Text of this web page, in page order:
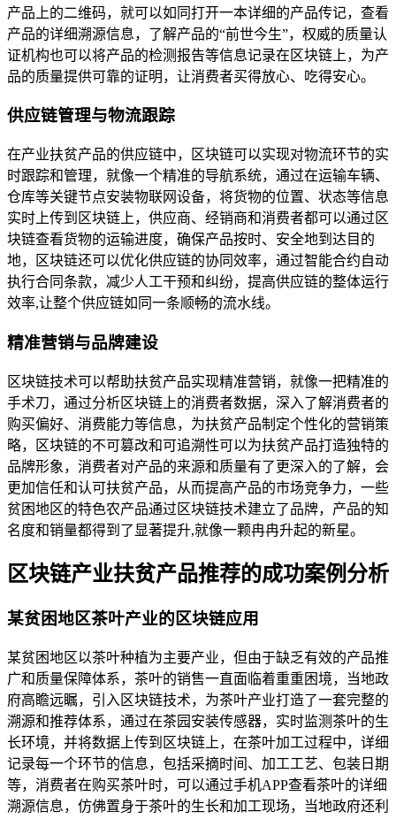
产品上的二维码，就可以如同打开一本详细的产品传记，查看
产品的详细溯源信息，了解产品的“前世今生”，权威的质量认
证机构也可以将产品的检测报告等信息记录在区块链上，为产
品的质量提供可靠的证明，让消费者买得放心、吃得安心。
供应链管理与物流跟踪
在产业扶贫产品的供应链中，区块链可以实现对物流环节的实
时跟踪和管理，就像一个精准的导航系统，通过在运输车辆、
仓库等关键节点安装物联网设备，将货物的位置、状态等信息
实时上传到区块链上，供应商、经销商和消费者都可以通过区
块链查看货物的运输进度，确保产品按时、安全地到达目的
地，区块链还可以优化供应链的协同效率，通过智能合约自动
执行合同条款，减少人工干预和纠纷，提高供应链的整体运行
效率,让整个供应链如同一条顺畅的流水线。
精准营销与品牌建设
区块链技术可以帮助扶贫产品实现精准营销，就像一把精准的
手术刀，通过分析区块链上的消费者数据，深入了解消费者的
购买偏好、消费能力等信息，为扶贫产品制定个性化的营销策
略，区块链的不可篡改和可追溯性可以为扶贫产品打造独特的
品牌形象，消费者对产品的来源和质量有了更深入的了解，会
更加信任和认可扶贫产品，从而提高产品的市场竞争力，一些
贫困地区的特色农产品通过区块链技术建立了品牌，产品的知
名度和销量都得到了显著提升,就像一颗冉冉升起的新星。
区块链产业扶贫产品推荐的成功案例分析
某贫困地区茶叶产业的区块链应用
某贫困地区以茶叶种植为主要产业，但由于缺乏有效的产品推
广和质量保障体系，茶叶的销售一直面临着重重困境，当地政
府高瞻远瞩，引入区块链技术，为茶叶产业打造了一套完整的
溯源和推荐体系，通过在茶园安装传感器，实时监测茶叶的生
长环境，并将数据上传到区块链上，在茶叶加工过程中，详细
记录每一个环节的信息，包括采摘时间、加工工艺、包装日期
等，消费者在购买茶叶时，可以通过手机APP查看茶叶的详细
溯源信息，仿佛置身于茶叶的生长和加工现场，当地政府还利